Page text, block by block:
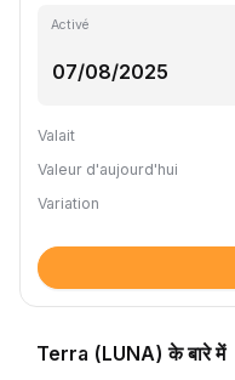
Activé
Valait
Valeur d'aujourd'hui
Variation
Terra (LUNA) के बारे में